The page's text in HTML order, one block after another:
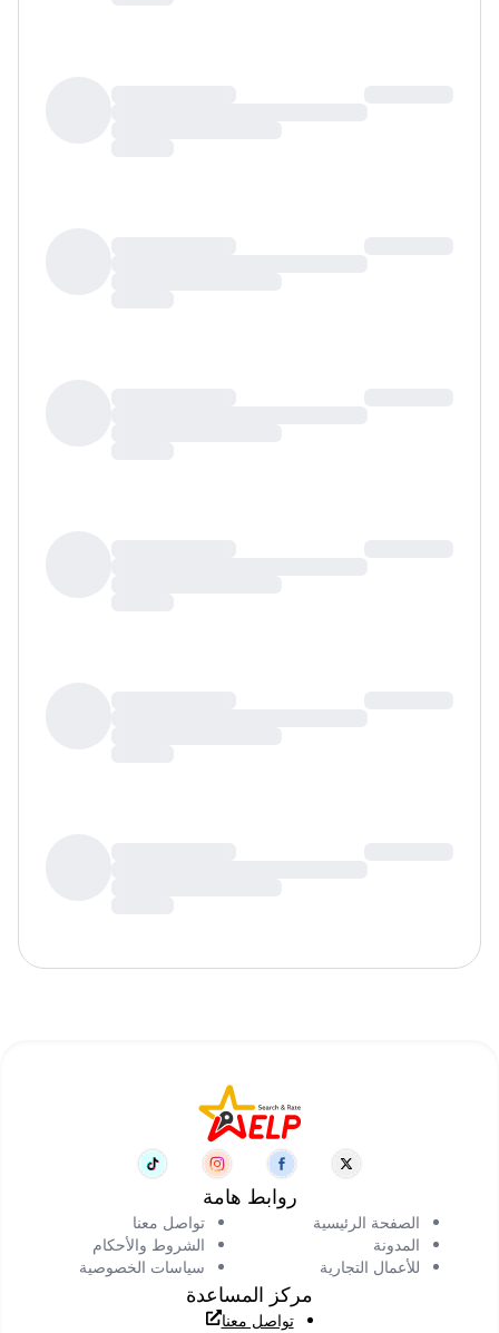
روابط هامة
الصفحة الرئيسية
المدونة
للأعمال التجارية
تواصل معنا
الشروط والأحكام
سياسات الخصوصية
مركز المساعدة
تواصل معنا